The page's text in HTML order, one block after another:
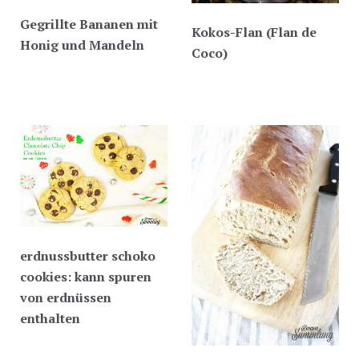
Gegrillte Bananen mit
Honig und Mandeln
Kokos-Flan (Flan de
Coco)
erdnussbutter schoko
cookies: kann spuren
von erdnüssen
enthalten